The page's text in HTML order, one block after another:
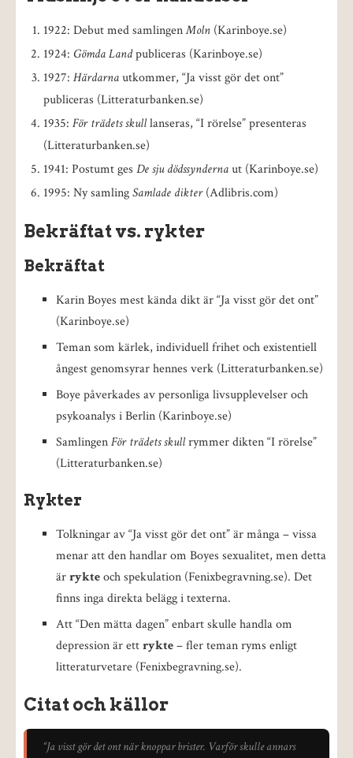
1922: Debut med samlingenMoln(Karinboye.se)
1924: Gömda Landpubliceras (Karinboye.se)
1927: Härdarnautkommer, “Ja visst gör det ont”
publiceras (Litteraturbanken.se)
1935: För trädets skulllanseras, “I rörelse” presenteras
(Litteraturbanken.se)
1941: Postumt ges De sju dödssyndernaut (Karinboye.se)
1995: Ny samlingSamlade dikter(Adlibris.com)
Bekräftat vs. rykter
Bekräftat
Karin Boyes mest kända dikt är “Ja visst gör det ont”
(Karinboye.se)
Teman som kärlek, individuell frihet och existentiell
ångest genomsyrar hennes verk (Litteraturbanken.se)
Boye påverkades av personliga livsupplevelser och
psykoanalys i Berlin (Karinboye.se)
SamlingenFör trädets skullrymmer dikten “I rörelse”
(Litteraturbanken.se)
Rykter
Tolkningar av “Ja visst gör det ont” är många – vissa
menar att den handlar om Boyes sexualitet, men detta
ärrykteoch spekulation (Fenixbegravning.se). Det
finns inga direkta belägg i texterna.
Att “Den mätta dagen” enbart skulle handla om
depression är ettrykte– fler teman ryms enligt
litteraturvetare (Fenixbegravning.se).
Citat och källor
“Ja visst gör det ont när knoppar brister. Varför skulle annars